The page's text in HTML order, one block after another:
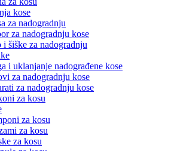
kose
za nadogradnju
za nadogradnju kose
i šiške za nadogradnju
i uklanjanje nadograđene kose
za nadogradnju kose
za nadogradnju kose
za kosu
za kosu
za kosu
za kosu